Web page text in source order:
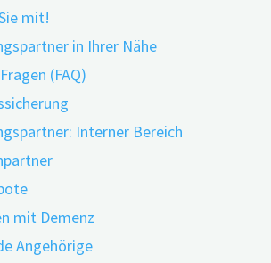
mit!
in Ihrer Nähe
(FAQ)
Interner Bereich
mit Demenz
Angehörige
die über die gesamte
Bildung und andere geistige
werden, können das Auftreten
Beeinträchtigungen (MCI)
Das besagt die Hypothese
Forschende aus Norwegen